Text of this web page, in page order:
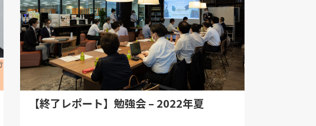
【終了レポート】勉強会 – 2022年夏